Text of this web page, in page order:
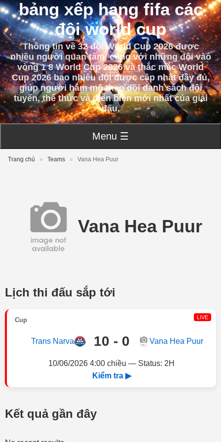
bảng xếp hạng fifa các
đội world cup
Thông tin về 32 đội World Cup 2026 được
nhiều người quan tâm, cùng với những đội vào
vòng 1 8 World Cup 2026 và thắc mắc World
Cup 2026 bao nhiêu đội được cập nhật đầy đủ,
giúp người hâm mộ theo dõi danh sách đội
tuyển, thể thức và diễn biến mới nhất của giải
đấu.
Menu ☰
Trang chủ » Teams » Vana Hea Puur
Vana Hea Puur
Lịch thi đấu sắp tới
Cup LIVE
Trans Narva 10 - 0 Vana Hea Puur
10/06/2026 4:00 chiều — Status: 2H
Kiểm tra ▶
Kết quả gần đây